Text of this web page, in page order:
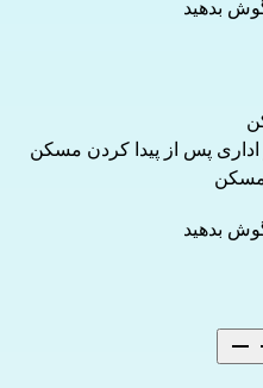
بدهید
پس از پیدا کردن مسکن
مسکن
بدهید